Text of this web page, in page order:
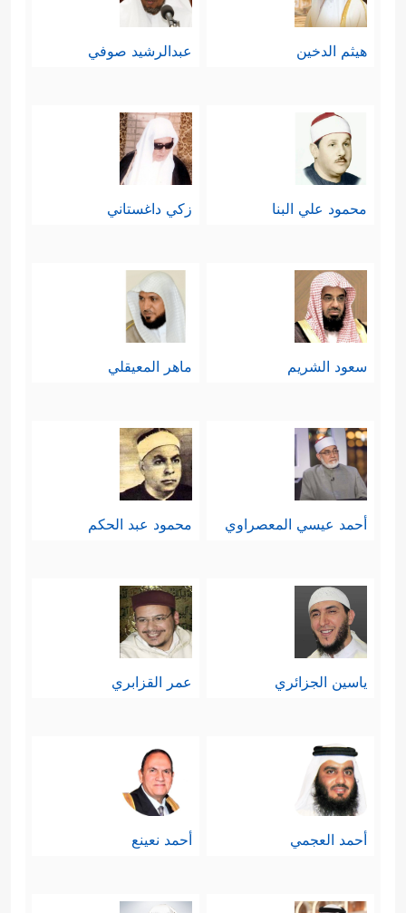
هيثم الدخين عبدالرشيد صوفي
محمود علي البنا زكي داغستاني
سعود الشريم ماهر المعيقلي
أحمد عيسي المعصراوي محمود عبد الحكم
ياسين الجزائري عمر القزابري
أحمد العجمي أحمد نعينع